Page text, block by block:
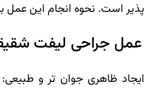
پذیر است. نحوه انجام این
عمل جراحی لیفت
ایجاد ظاهری جوان تر و